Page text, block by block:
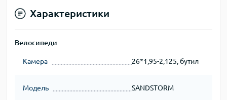
Характеристики
Велосипеди
Камера 26*1,95-2,125, бутил
Модель SANDSTORM